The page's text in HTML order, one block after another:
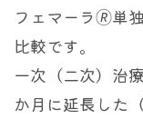
フェマーラ🄬単
比較です。
一次（二次）治
か月に延長した